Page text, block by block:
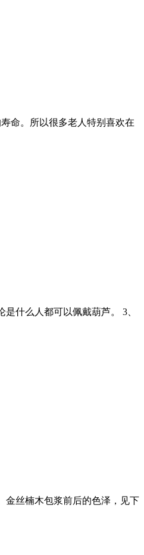
命。所以很多老人特别喜欢在
什么人都可以佩戴葫芦。 3、
金丝楠木包浆前后的色泽，见下